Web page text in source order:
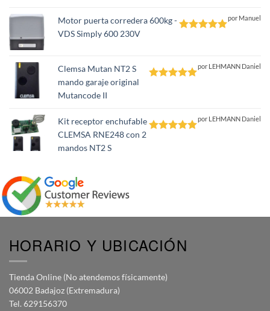
Motor puerta corredera 600kg -
VDS Simply 600 230V
por Manuel
Clemsa Mutan NT2 S
mando garaje original
Mutancode II
por LEHMANN Daniel
Kit receptor enchufable
CLEMSA RNE248 con 2
mandos NT2 S
por LEHMANN Daniel
HORARIO Y UBICACIÓN
Tienda Online (No atendemos físicamente)
06002 Badajoz (Extremadura)
Tel. 629156370